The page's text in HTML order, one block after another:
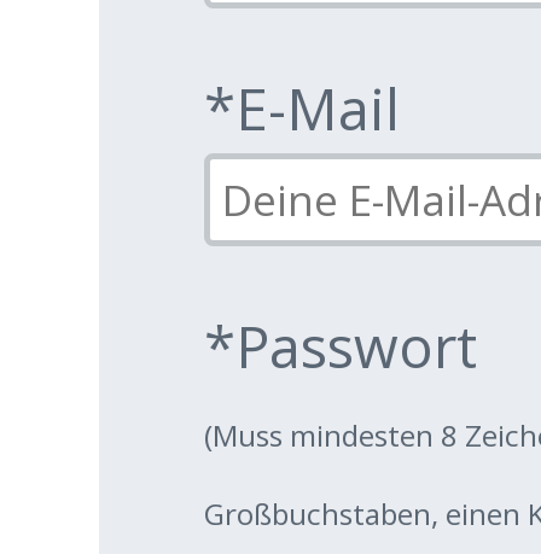
*E-Mail
*Passwort
(Muss mindesten 8
Großbuchstaben, einen